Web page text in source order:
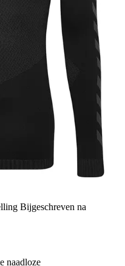
Bijgeschreven na
naadloze